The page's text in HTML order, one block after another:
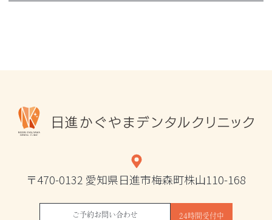
〒470-0132 愛知県日進市梅森町株山110-168
ご予約お問い合わせ 24時間受付中